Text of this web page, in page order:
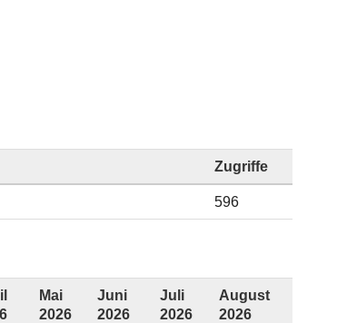
Zugriffe
596
Mai
2026
Juni
2026
Juli
2026
August
2026